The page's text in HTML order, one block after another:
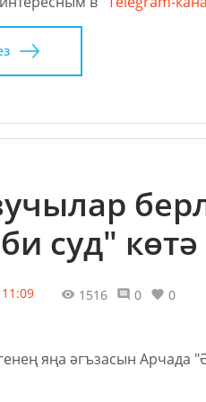
суд" көтә
1516 0 0